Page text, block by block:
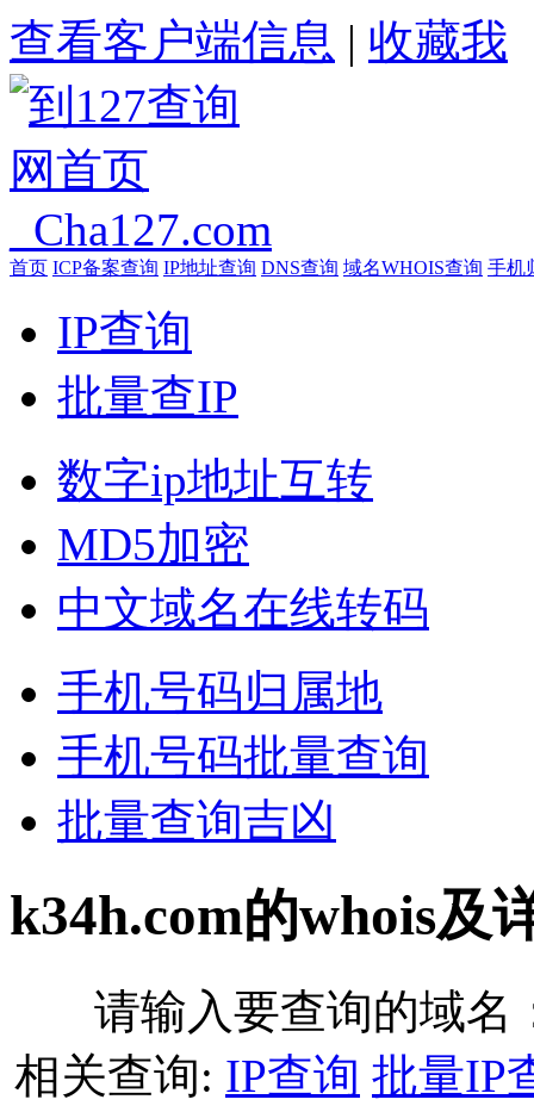
查看客户端信息 | 收藏我
首页 ICP备案查询 IP地址查询 DNS查询 域名WHOIS查询 手机
IP查询
批量查IP
数字ip地址互转
MD5加密
中文域名在线转码
手机号码归属地
手机号码批量查询
批量查询吉凶
k34h.com的whois及
请输入要查询的域名
相关查询: IP查询 批量IP